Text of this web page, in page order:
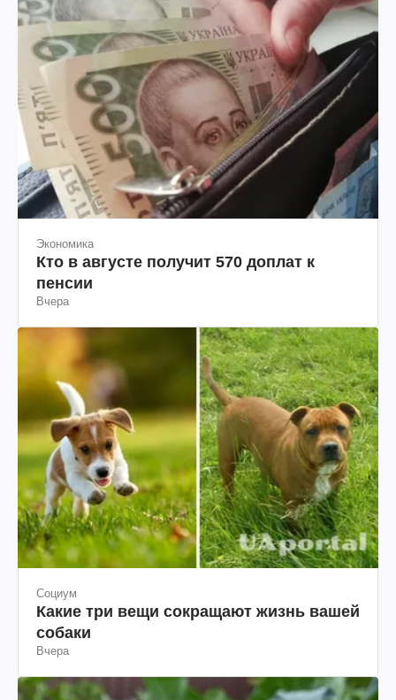
Экономика
Кто в августе получит 570 доплат к
пенсии
Социум
Какие три вещи сокращают жизнь вашей
собаки